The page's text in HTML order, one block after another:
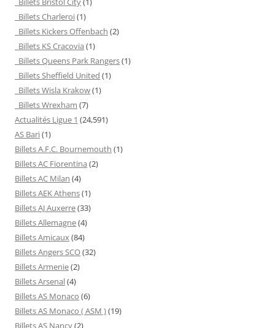
Billets Charleroi(1)
Billets Kickers Offenbach (2)
Billets KS Cracovia (1)
Billets Queens Park Rangers(1)
Billets Sheffield United (1)
Billets Wisla Krakow(1)
Billets Wrexham (7)
Actualités Ligue 1 (24,591)
AS Bari(1)
Billets A.F.C. Bournemouth (1)
Billets AC Fiorentina (2)
Billets AC Milan (4)
Billets AEK Athens(1)
Billets AJ Auxerre(33)
Billets Allemagne(4)
Billets Amicaux(84)
Billets Angers SCO(32)
Billets Armenie(2)
Billets Arsenal(4)
Billets AS Monaco (6)
Billets AS Monaco ( ASM )(19)
Billets AS Nancy(2)